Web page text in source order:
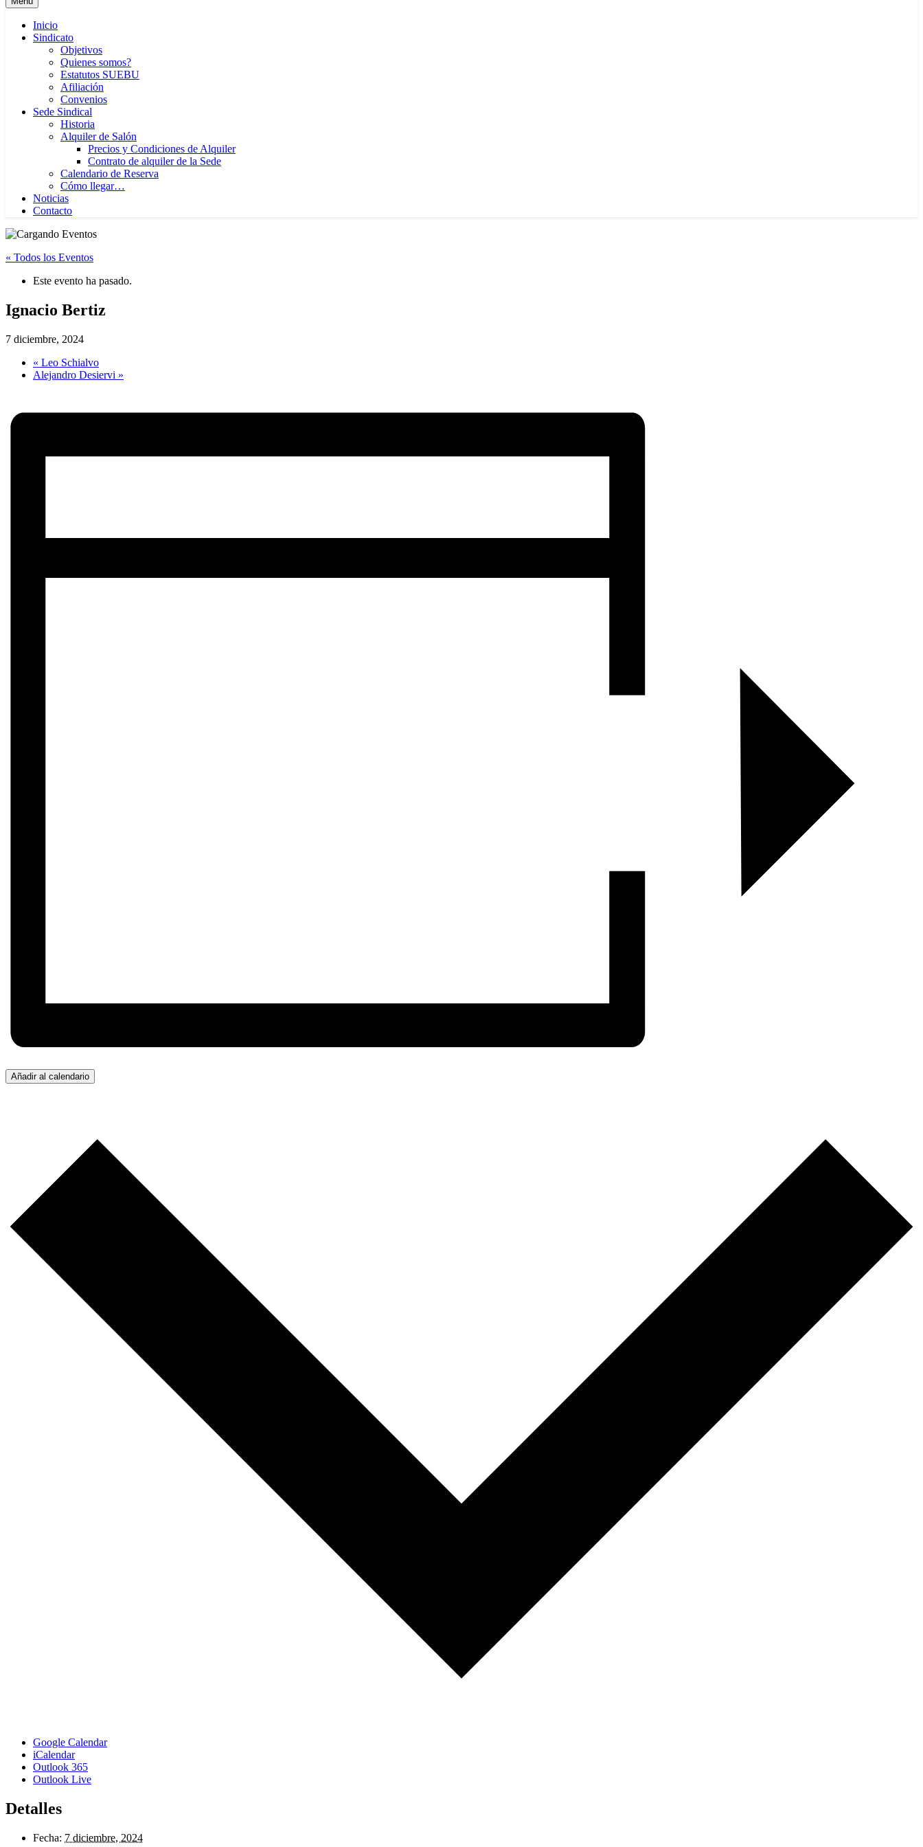
Inicio
Sindicato
Objetivos
Quienes somos?
Estatutos SUEBU
Afiliación
Convenios
Sede Sindical
Historia
Alquiler de Salón
Precios y Condiciones de Alquiler
Contrato de alquiler de la Sede
Calendario de Reserva
Cómo llegar…
Noticias
Contacto
« Todos los Eventos
Este evento ha pasado.
Ignacio Bertiz
7 diciembre, 2024
« Leo Schialvo
Alejandro Desiervi »
Añadir al calendario
Google Calendar
iCalendar
Outlook 365
Outlook Live
Detalles
Fecha: 7 diciembre, 2024